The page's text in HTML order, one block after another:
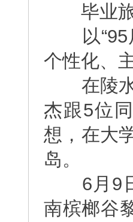
毕业旅
以“95后
个性化、
在陵水
杰跟5位
想，在大
岛。
6月9日
南槟榔谷